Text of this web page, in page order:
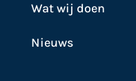
Wat wij doen
Nieuws